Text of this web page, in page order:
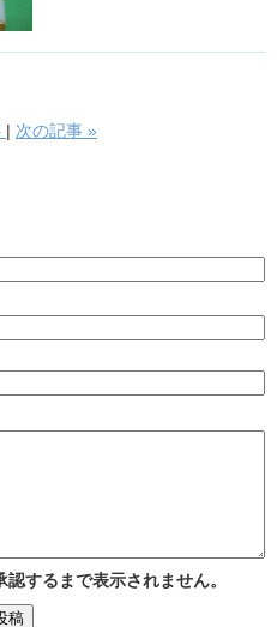
次の記事 »
するまで表示されません。